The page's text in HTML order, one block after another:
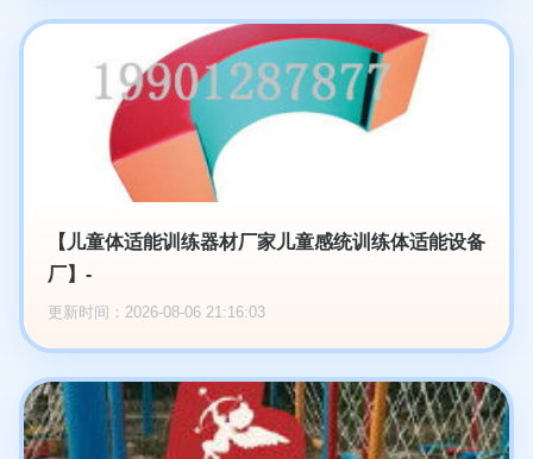
【儿童体适能训练器材厂家儿童感统训练体适能设备
厂】-
更新时间：2026-08-06 21:16:03